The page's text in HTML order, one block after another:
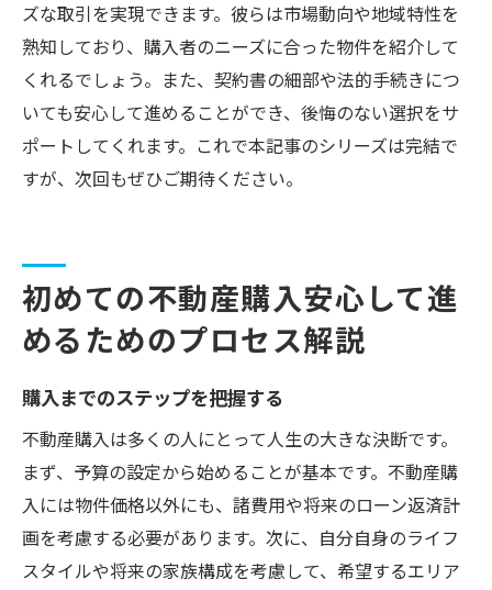
ズな取引を実現できます。彼らは市場動向や地域特性を
熟知しており、購入者のニーズに合った物件を紹介して
くれるでしょう。また、契約書の細部や法的手続きにつ
いても安心して進めることができ、後悔のない選択をサ
ポートしてくれます。これで本記事のシリーズは完結で
すが、次回もぜひご期待ください。
初めての不動産購入安心して進
めるためのプロセス解説
購入までのステップを把握する
不動産購入は多くの人にとって人生の大きな決断です。
まず、予算の設定から始めることが基本です。不動産購
入には物件価格以外にも、諸費用や将来のローン返済計
画を考慮する必要があります。次に、自分自身のライフ
スタイルや将来の家族構成を考慮して、希望するエリア